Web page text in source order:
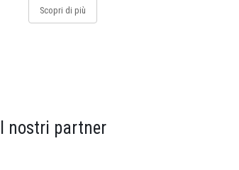
Scopri di più
I nostri partner